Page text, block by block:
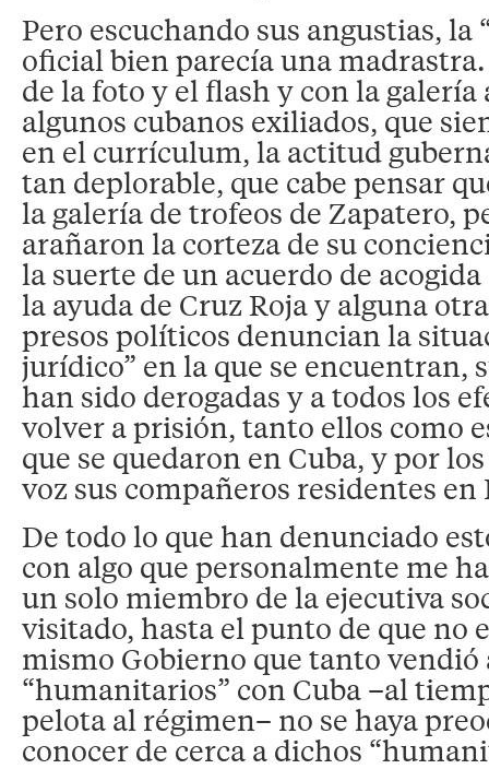
Pero escuchando sus angustias, la
oficial bien parecía una madrastra.
de la foto y el flash y con la galería
algunos cubanos exiliados, que
en el currículum, la actitud
tan deplorable, que cabe pensar
la galería de trofeos de Zapatero,
arañaron la corteza de su
la suerte de un acuerdo de
la ayuda de Cruz Roja y alguna
presos políticos denuncian la
jurídico” en la que se encuentran,
han sido derogadas y a todos los
volver a prisión, tanto ellos como
que se quedaron en Cuba, y por
voz sus compañeros residentes en
De todo lo que han denunciado
con algo que personalmente me
un solo miembro de la ejecutiva
visitado, hasta el punto de que no
mismo Gobierno que tanto vendió
“humanitarios” con Cuba –al
pelota al régimen– no se haya
conocer de cerca a dichos